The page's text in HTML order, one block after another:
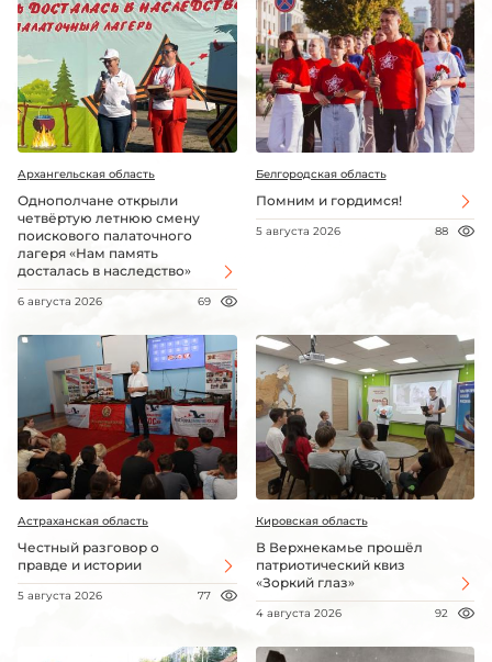
Архангельская область
Однополчане открыли
четвёртую летнюю смену
поискового палаточного
лагеря «Нам память
досталась в наследство»
6 августа 2026 69
Белгородская область
Помним и гордимся!
5 августа 2026 88
Астраханская область
Честный разговор о
правде и истории
5 августа 2026 77
Кировская область
В Верхнекамье прошёл
патриотический квиз
«Зоркий глаз»
4 августа 2026 92